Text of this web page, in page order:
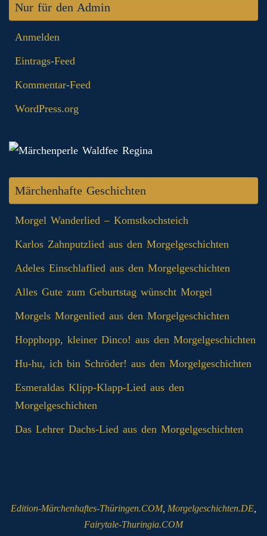
Nur für den Admin
Anmelden
Eintrags-Feed
Kommentar-Feed
WordPress.org
Märchenhafte Geschichten
Morgel Wanderlied – Komstkochsteich
Karlos Zahnputzlied aus den Morgelgeschichten
Adeles Einschlaflied aus den Morgelgeschichten
Alles Gute zum Geburtstag wünscht Morgel
Morgels Morgenlied aus den Morgelgeschichten
Hopphopp, kleiner Dinco! aus den Morgelgeschichten
Hu-hu, ich bin Schröder! aus den Morgelgeschichten
Esmeraldas Klipp‑Klapp‑Lied aus den
Morgelgeschichten
Das Lehrer Dachs-Lied aus den Morgelgeschichten
Edition-Märchenhaftes-Thüringen.COM, Morgelgeschichten.DE,
Fairytale-Thuringia.COM